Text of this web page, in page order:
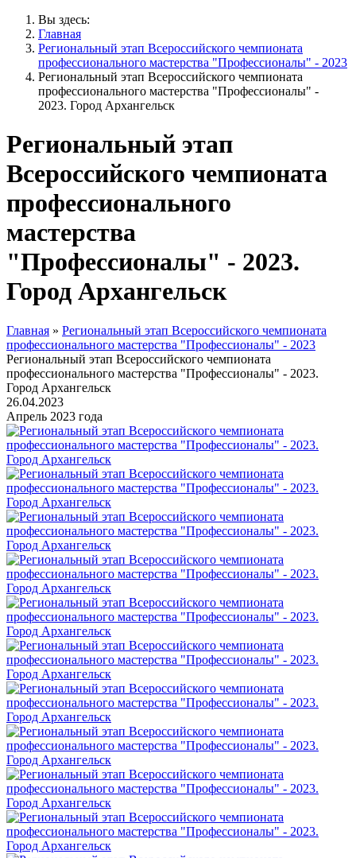
Вы здесь:
Главная
Региональный этап Всероссийского чемпионата
профессионального мастерства "Профессионалы" - 2023
Региональный этап Всероссийского чемпионата
профессионального мастерства "Профессионалы" -
2023. Город Архангельск
Региональный этап
Всероссийского чемпионата
профессионального
мастерства
"Профессионалы" - 2023.
Город Архангельск
Главная » Региональный этап Всероссийского чемпионата
профессионального мастерства "Профессионалы" - 2023
Региональный этап Всероссийского чемпионата
профессионального мастерства "Профессионалы" - 2023.
Город Архангельск
26.04.2023
Апрель 2023 года